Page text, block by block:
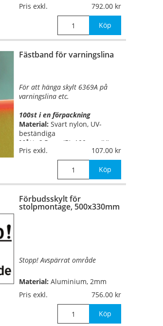
330x500mm
Pris exkl. 792.00
Köp
Fästband för varningslina
För att hänga skylt 6369A på
varningslina etc.
100st i en förpackning
Material: Svart nylon, UV-
beständiga
Mått: 2,5mm (B), 100mm (H)
Pris exkl.
107.00
Köp
Förbudsskylt för
stolpmontage, 500x330mm
Stopp! Avspärrat område
Material: Aluminium, 2mm
(stolpmontage)
500x330mm
Pris exkl. 756.00
Köp